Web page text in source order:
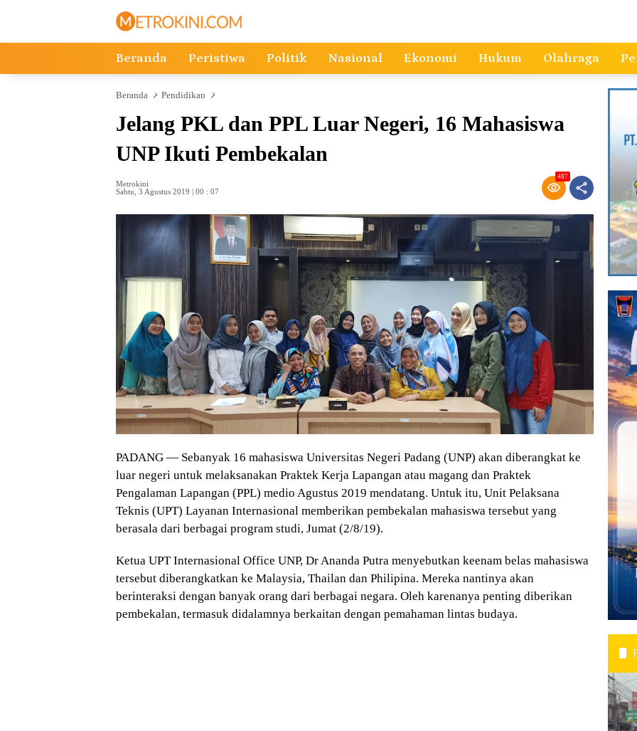
Beranda Peristiwa Politik Nasional Ekonomi Hukum Olahraga
Beranda Pendidikan
Jelang PKL dan PPL Luar Negeri, 16 Mahasiswa
UNP Ikuti Pembekalan
Metrokini
Sabtu, 3 Agustus 2019 | 00 : 07
487
PADANG — Sebanyak 16 mahasiswa Universitas Negeri Padang (UNP) akan diberangkat ke
luar negeri untuk melaksanakan Praktek Kerja Lapangan atau magang dan Praktek
Pengalaman Lapangan (PPL) medio Agustus 2019 mendatang. Untuk itu, Unit Pelaksana
Teknis (UPT) Layanan Internasional memberikan pembekalan mahasiswa tersebut yang
berasala dari berbagai program studi, Jumat (2/8/19).
Ketua UPT Internasional Office UNP, Dr Ananda Putra menyebutkan keenam belas mahasiswa
tersebut diberangkatkan ke Malaysia, Thailan dan Philipina. Mereka nantinya akan
berinteraksi dengan banyak orang dari berbagai negara. Oleh karenanya penting diberikan
pembekalan, termasuk didalamnya berkaitan dengan pemahaman lintas budaya.